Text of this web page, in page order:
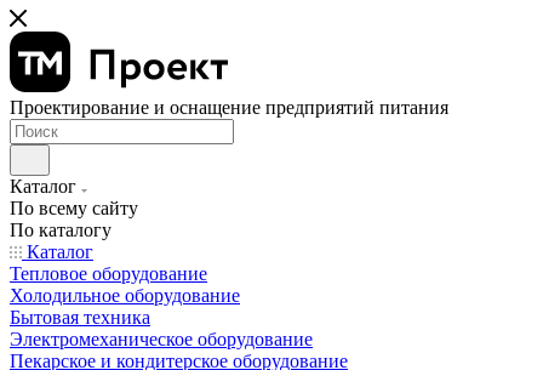
Проектирование и оснащение предприятий питания
Каталог
По всему сайту
По каталогу
Каталог
Тепловое оборудование
Холодильное оборудование
Бытовая техника
Электромеханическое оборудование
Пекарское и кондитерское оборудование